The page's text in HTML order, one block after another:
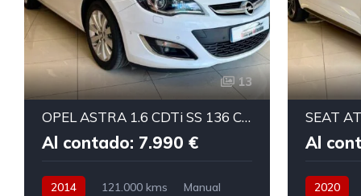
13
OPEL ASTRA 1.6 CDTi SS 136 CV Excellence ST
Al contado: 7.990 €
2014 121.000 kms Manual
Al
2020